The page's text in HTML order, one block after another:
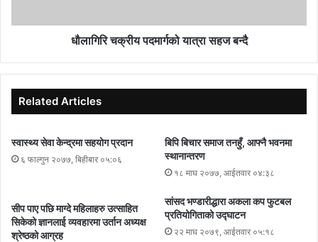
धौलागिरि चक्रीय पदमार्गको यात्रा सहज बन्दै
Related Articles
स्वास्थ्य सेवा केन्द्रमा सहयोग प्रदान
६ फाल्गुन २०७७, बिहीबार ०५:०६
बिपि बिचार समाज तनहुँ, आफ्नै भवनमा
स्थानान्तरण
१८ माघ २०७७, आईतवार ०४:३८
सीप पाए पछि माग्दे महिलाहरु उत्साहित
सिकेको ज्ञानलाई व्यवहारमा उर्तान अध्यक्ष
श्रेष्ठको आग्रह
सांसद भण्डारीद्धारा अकला कप फुटबल
प्रतियोगिताको उद्घाटन
२२ माघ २०७९, आईतवार ०५:१८